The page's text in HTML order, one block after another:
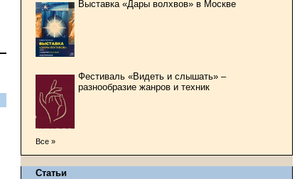
Выставка «Дары волхвов» в Москве
Фестиваль «Видеть и слышать» –
разнообразие жанров и техник
Все »
Статьи